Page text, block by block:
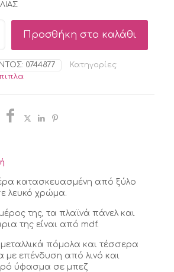
Προσθήκη στο καλάθι
0744877
Κατηγορίες:
κατασκευασμένη από ξύλο
λευκό χρώμα.
της, τα πλαϊνά πάνελ και
της είναι από mdf.
μεταλλικά πόμολα και τέσσερα
με επένδυση από λινό και
ύφασμα σε μπεζ